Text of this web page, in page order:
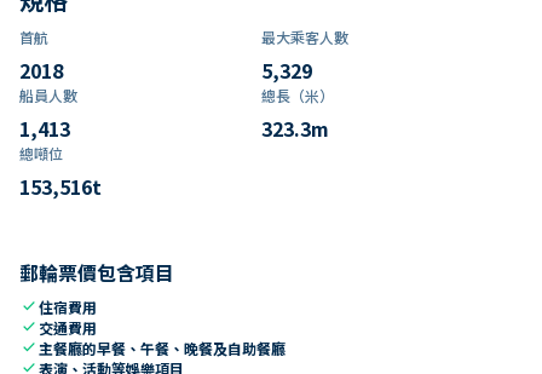
首航
2018
最大乘客人數
5,329
船員人數
1,413
總長（米）
323.3m
總噸位
153,516t
郵輪票價包含項目
check住宿費用
check 交通費用
check 主餐廳的早餐、午餐、晚餐及自助餐廳
check表演、活動等娛樂項目